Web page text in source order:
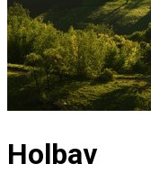
Holbav